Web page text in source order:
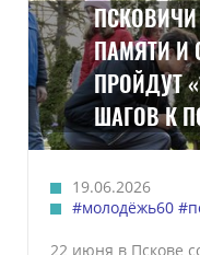
ПАМЯТИ И
ПРОЙДУТ
ШАГОВ К
19.06.2026
#молодёжь60
22 июня в Пскове